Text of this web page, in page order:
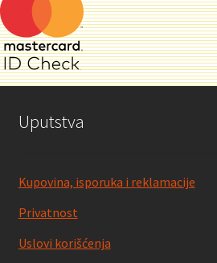
Uputstva
Kupovina, isporuka i reklamacije
Privatnost
Uslovi korišćenja